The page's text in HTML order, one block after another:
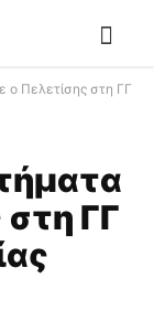
ο Πελετίσης στη ΓΓ
ΓΓ